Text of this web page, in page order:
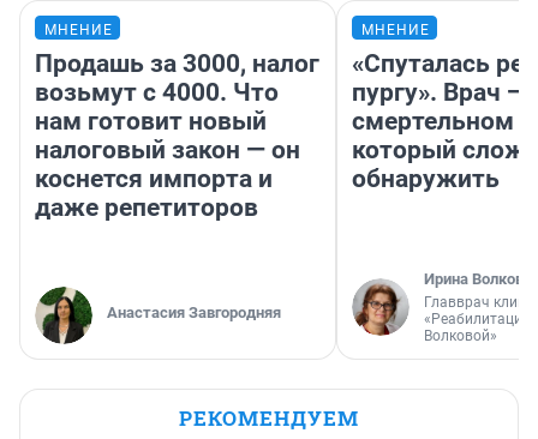
МНЕНИЕ
Продашь за 3000, налог
возьмут с 4000. Что
нам готовит новый
налоговый закон — он
коснется импорта и
даже репетиторов
Анастасия Завгородняя
МНЕНИЕ
«Спуталась
пургу». Врач —
смертельном
который
обнаружить
Ирина Волкова
Главврач
«Реабилитация
Волковой»
РЕКОМЕНДУЕМ